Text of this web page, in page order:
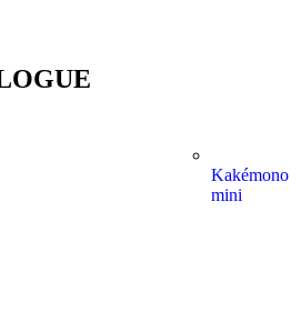
Kakémono
mini